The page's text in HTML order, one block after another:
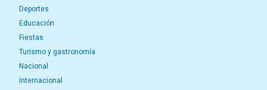
Deportes
Educación
Fiestas
Turismo y gastronomía
Nacional
Internacional